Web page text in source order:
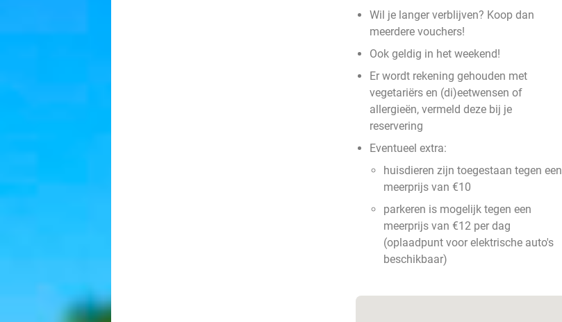
Wil je langer verblijven? Koop dan
meerdere vouchers!
Ook geldig in het weekend!
Er wordt rekening gehouden met
vegetariërs en (di)eetwensen of
allergieën, vermeld deze bij je
reservering
Eventueel extra:
huisdieren zijn toegestaan tegen een
meerprijs van €10
parkeren is mogelijk tegen een
meerprijs van €12 per dag
(oplaadpunt voor elektrische auto's
beschikbaar)